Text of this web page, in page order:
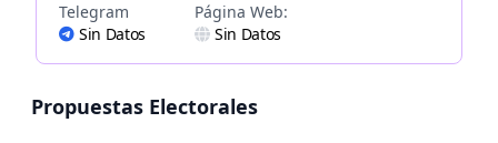
Telegram
Sin Datos
Página Web:
Sin Datos
Propuestas Electorales